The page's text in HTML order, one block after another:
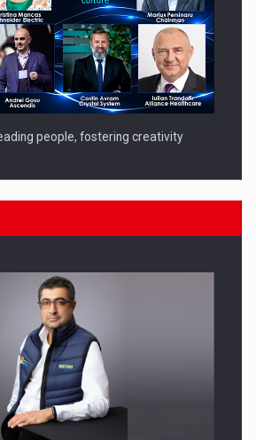
people, fostering creativity
The Future - Technology and…